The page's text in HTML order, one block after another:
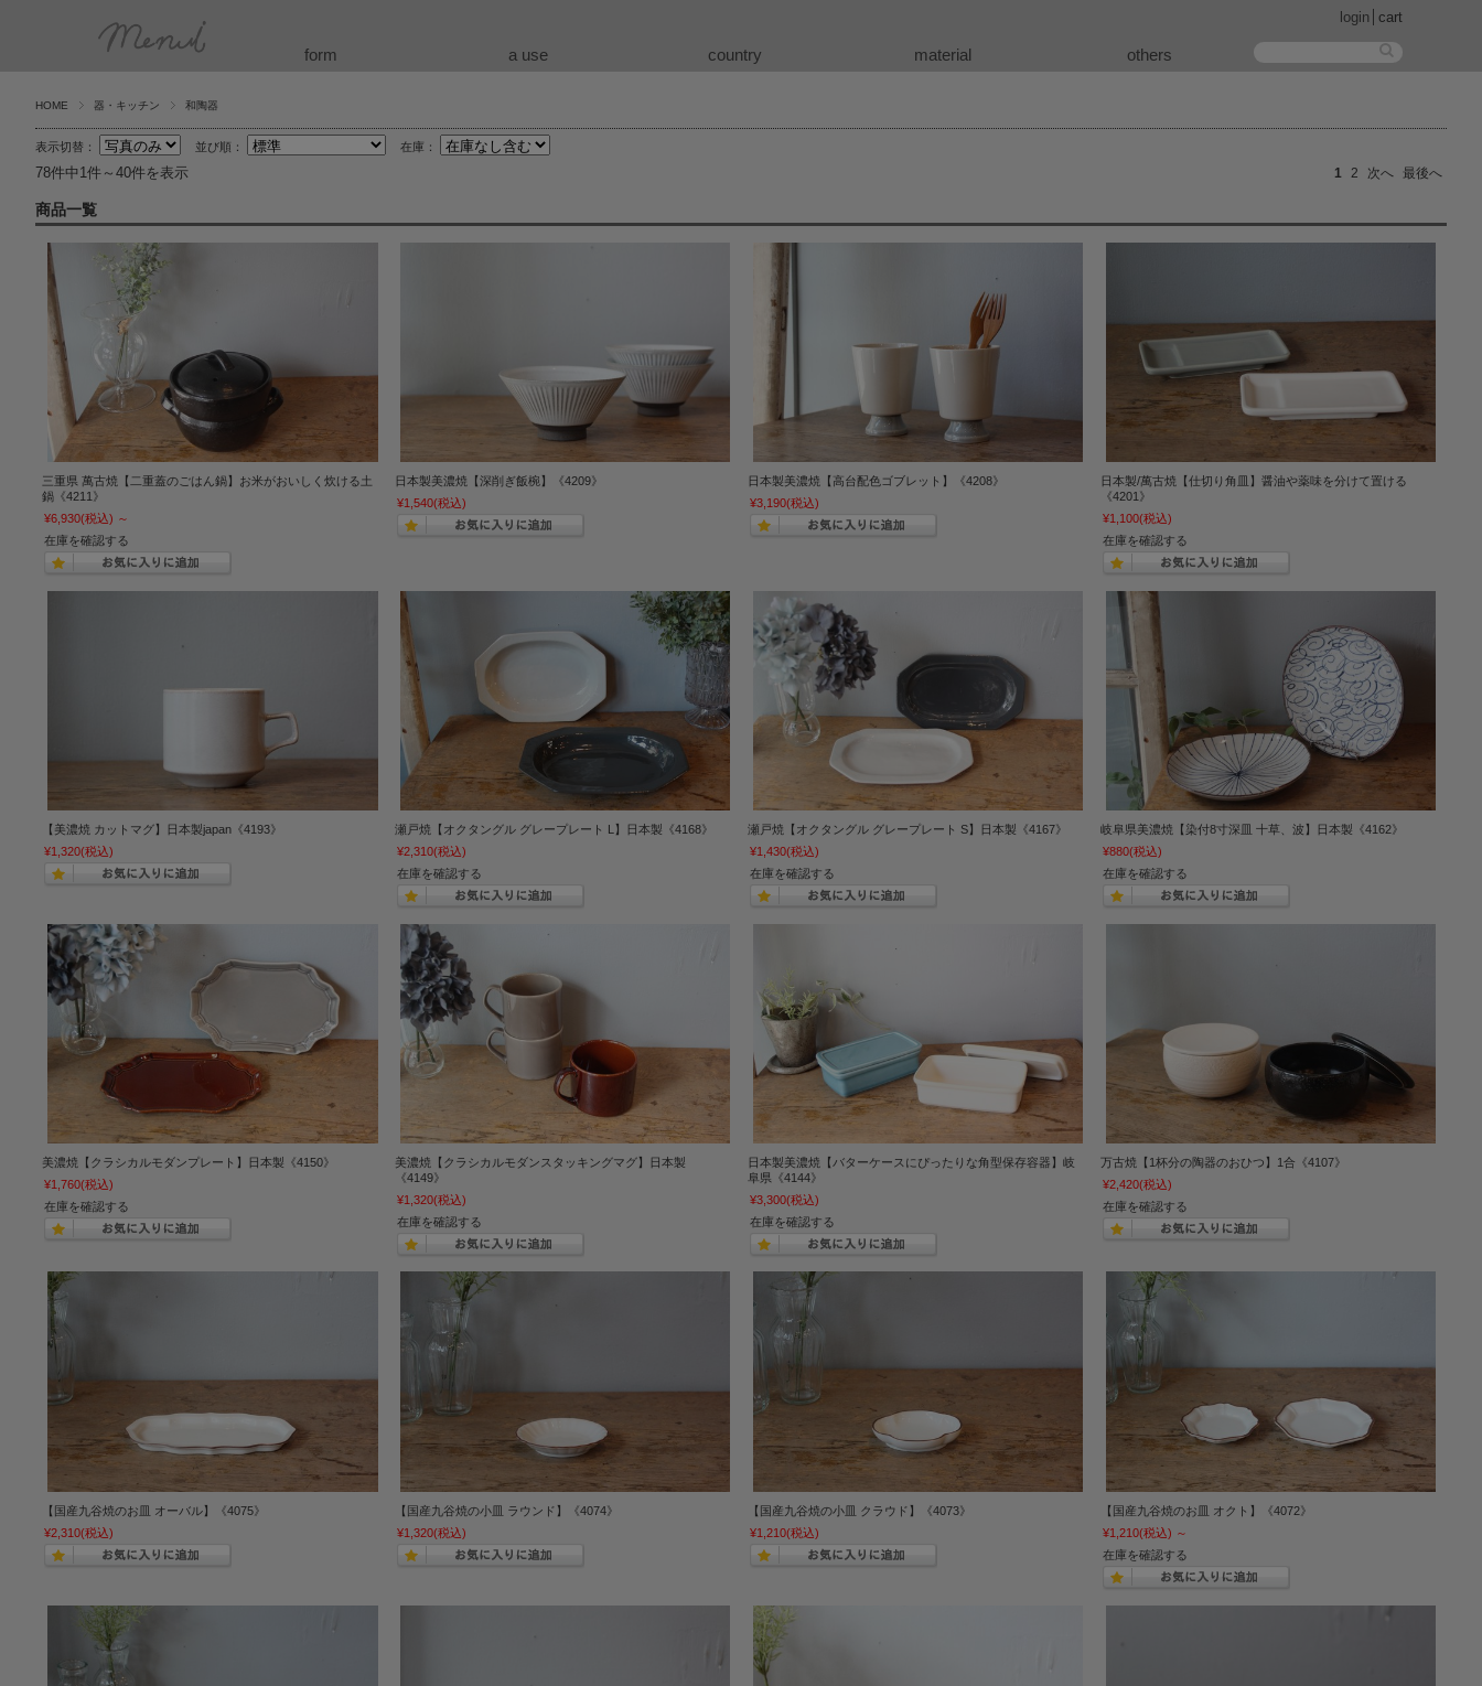
form a use country material others
login cart
HOME 器・キッチン 和陶器
表示切替： 並び順： 在庫：
78件中1件～40件を表示 1 2 次へ 最後へ
商品一覧
三重県 萬古焼【二重蓋のごはん鍋】お米がおいしく炊ける土
鍋《4211》
¥6,930(税込) ～
在庫を確認する
日本製美濃焼【深削ぎ飯椀】《4209》
¥1,540(税込)
日本製美濃焼【高台配色ゴブレット】《4208》
¥3,190(税込)
日本製/萬古焼【仕切り角皿】醤油や薬味を分けて置ける
《4201》
¥1,100(税込)
在庫を確認する
【美濃焼 カットマグ】日本製japan《4193》
¥1,320(税込)
瀬戸焼【オクタングル グレープレート L】日本製《4168》
¥2,310(税込)
在庫を確認する
瀬戸焼【オクタングル グレープレート S】日本製《4167》
¥1,430(税込)
在庫を確認する
岐阜県美濃焼【染付8寸深皿 十草、波】日本製《4162》
¥880(税込)
在庫を確認する
美濃焼【クラシカルモダンプレート】日本製《4150》
¥1,760(税込)
在庫を確認する
美濃焼【クラシカルモダンスタッキングマグ】日本製
《4149》
¥1,320(税込)
在庫を確認する
日本製美濃焼【バターケースにぴったりな角型保存容器】岐
阜県《4144》
¥3,300(税込)
在庫を確認する
万古焼【1杯分の陶器のおひつ】1合《4107》
¥2,420(税込)
在庫を確認する
【国産九谷焼のお皿 オーバル】《4075》
¥2,310(税込)
【国産九谷焼の小皿 ラウンド】《4074》
¥1,320(税込)
【国産九谷焼の小皿 クラウド】《4073》
¥1,210(税込)
【国産九谷焼のお皿 オクト】《4072》
¥1,210(税込) ～
在庫を確認する